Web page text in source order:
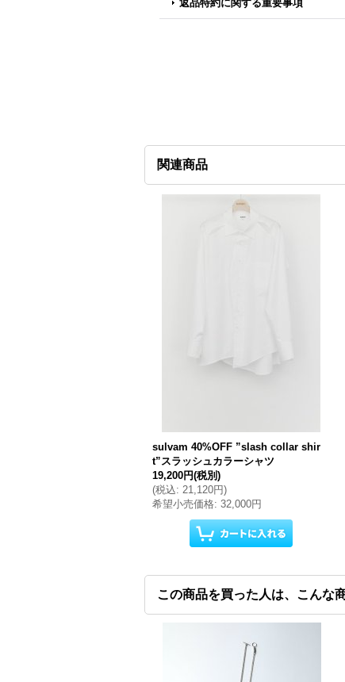
返品特約に関する重要事項
関連商品
sulvam 40%OFF ”slash collar shir
t”スラッシュカラーシャツ
19,200円(税別)
(税込: 21,120円)
希望小売価格: 32,000円
この商品を買った人は、こんな